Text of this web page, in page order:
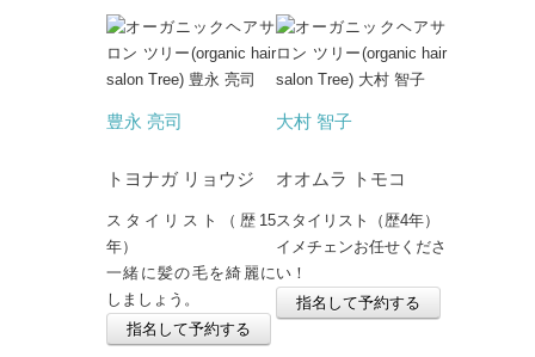
豊永 亮司
トヨナガ リョウジ
スタイリスト
（歴15
年）
一緒に髪の毛を綺麗に
しましょう。
指名して予約する
大村 智子
オオムラ トモコ
スタイリスト
（歴4年）
イメチェンお任せくださ
い！
指名して予約する